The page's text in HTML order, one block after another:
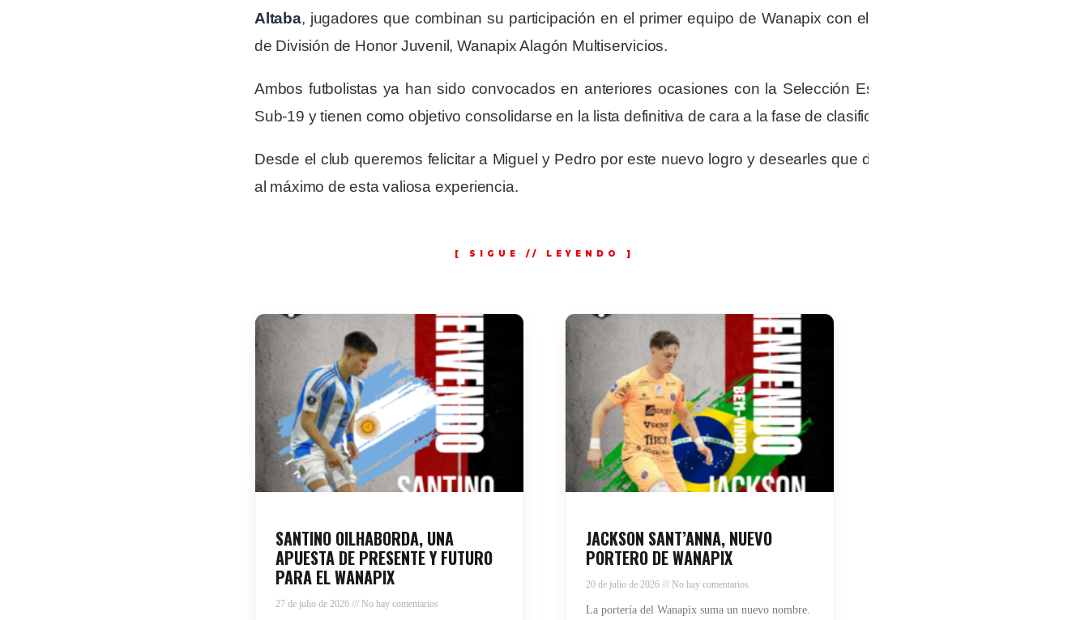
Altaba, jugadores que combinan su participación en el primer equipo de Wanapix con el equipo
de División de Honor Juvenil, Wanapix Alagón Multiservicios.
Ambos futbolistas ya han sido convocados en anteriores ocasiones con la Selección Española
Sub-19 y tienen como objetivo consolidarse en la lista definitiva de cara a la fase de clasificación.
Desde el club queremos felicitar a Miguel y Pedro por este nuevo logro y desearles que disfruten
al máximo de esta valiosa experiencia.
SANTINO OILHABORDA, UNA
APUESTA DE PRESENTE Y FUTURO
PARA EL WANAPIX
27 de julio de 2026 No hay comentarios
JACKSON SANT’ANNA, NUEVO
PORTERO DE WANAPIX
20 de julio de 2026 No hay comentarios
La portería del Wanapix suma un nuevo nombre.